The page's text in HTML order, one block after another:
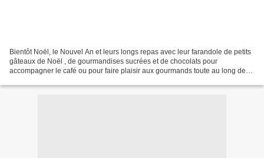
Bientôt Noël, le Nouvel An et leurs longs repas avec leur farandole de petits
gâteaux de Noël , de gourmandises sucrées et de chocolats pour
accompagner le café ou pour faire plaisir aux gourmands toute au long de